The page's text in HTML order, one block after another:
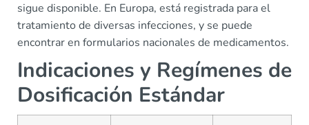
sigue disponible. En Europa, está registrada para el
tratamiento de diversas infecciones, y se puede
encontrar en formularios nacionales de medicamentos.
Indicaciones y Regímenes de
Dosificación Estándar